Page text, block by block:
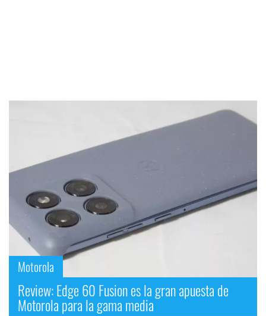
Motorola
Review: Edge 60 Fusion es la gran apuesta de
Motorola para la gama media